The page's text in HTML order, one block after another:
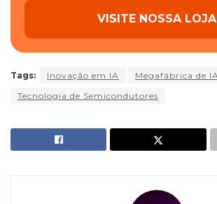
VISITE NOSSA LOJA
Tags: Inovação em IA
Megafábrica de
Tecnologia de Semicondutores